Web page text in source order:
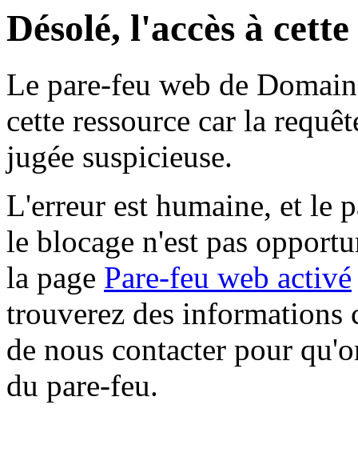
Désolé, l'accès à
Le pare-feu web de
cette ressource car la
jugée suspicieuse.
L'erreur est humaine, et le
le blocage n'est pas
la page Pare-feu web activé
trouverez des informations
de nous contacter pour
du pare-feu.